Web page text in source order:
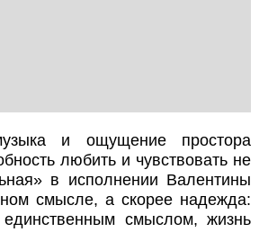
и ощущение простора
любить и чувствовать не
в исполнении Валентины
смысле, а скорее надежда:
смыслом, жизнь